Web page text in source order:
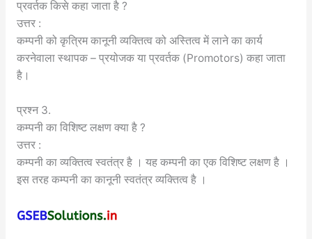
प्रवर्तक किसे कहा जाता है ?
उत्तर :
कम्पनी को कृत्रिम कानूनी व्यक्तित्व को अस्तित्व में लाने का कार्य
करनेवाला स्थापक – प्रयोजक या प्रवर्तक (Promotors) कहा जाता
है।
प्रश्न 3.
कम्पनी का विशिष्ट लक्षण क्या है ?
उत्तर :
कम्पनी का व्यक्तित्व स्वतंत्र है । यह कम्पनी का एक विशिष्ट लक्षण है ।
इस तरह कम्पनी का कानूनी स्वतंत्र व्यक्तित्व है ।